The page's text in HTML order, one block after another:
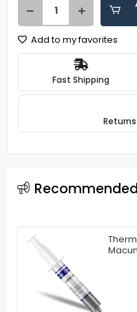
Add to my favorites
Fast Shipping
Macun